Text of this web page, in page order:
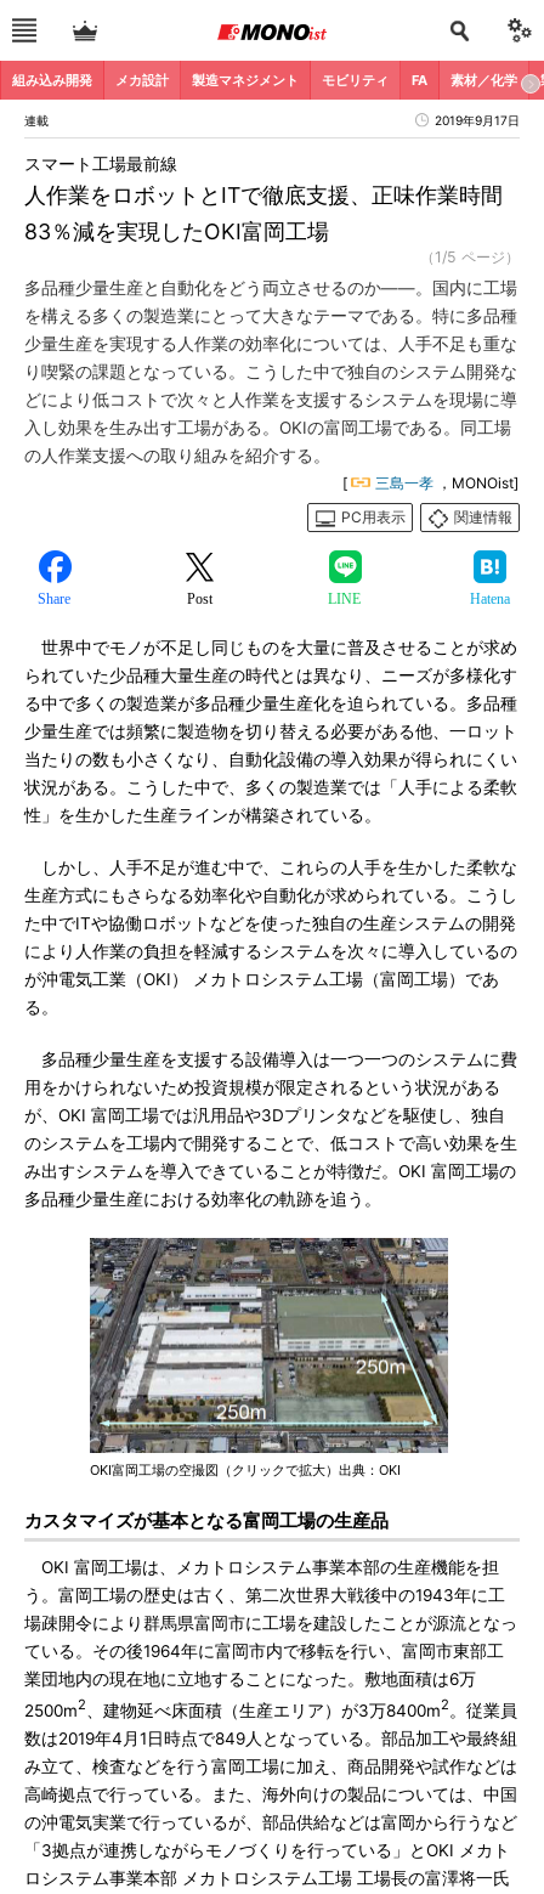
組み込み開発 メカ設計 製造マネジメント モビリティ FA 素材／化学
連載 2019年9月17日
人作業をロボットとITで徹底支援、正味作業時間
83％減を実現したOKI富岡工場
スマート工場最前線
（1/5 ページ）
多品種少量生産と自動化をどう両立させるのか――。国内に工場
を構える多くの製造業にとって大きなテーマである。特に多品種
少量生産を実現する人作業の効率化については、人手不足も重な
り喫緊の課題となっている。こうした中で独自のシステム開発な
どにより低コストで次々と人作業を支援するシステムを現場に導
入し効果を生み出す工場がある。OKIの富岡工場である。同工場
の人作業支援への取り組みを紹介する。
[ 三島一孝 ，MONOist]
PC用表示
関連情報
Share Post LINE Hatena
世界中でモノが不足し同じものを大量に普及させることが求め
られていた少品種大量生産の時代とは異なり、ニーズが多様化す
る中で多くの製造業が多品種少量生産化を迫られている。多品種
少量生産では頻繁に製造物を切り替える必要がある他、一ロット
当たりの数も小さくなり、自動化設備の導入効果が得られにくい
状況がある。こうした中で、多くの製造業では「人手による柔軟
性」を生かした生産ラインが構築されている。
しかし、人手不足が進む中で、これらの人手を生かした柔軟な
生産方式にもさらなる効率化や自動化が求められている。こうし
た中でITや協働ロボットなどを使った独自の生産システムの開発
により人作業の負担を軽減するシステムを次々に導入しているの
が沖電気工業（OKI） メカトロシステム工場（富岡工場）であ
る。
多品種少量生産を支援する設備導入は一つ一つのシステムに費
用をかけられないため投資規模が限定されるという状況がある
が、OKI 富岡工場では汎用品や3Dプリンタなどを駆使し、独自
のシステムを工場内で開発することで、低コストで高い効果を生
み出すシステムを導入できていることが特徴だ。OKI 富岡工場の
多品種少量生産における効率化の軌跡を追う。
OKI富岡工場の空撮図（クリックで拡大）出典：OKI
カスタマイズが基本となる富岡工場の生産品
OKI 富岡工場は、メカトロシステム事業本部の生産機能を担
う。富岡工場の歴史は古く、第二次世界大戦後中の1943年に工
場疎開令により群馬県富岡市に工場を建設したことが源流となっ
ている。その後1964年に富岡市内で移転を行い、富岡市東部工
業団地内の現在地に立地することになった。敷地面積は6万
2500m2 、建物延べ床面積（生産エリア）が3万8400m2 。従業員
数は2019年4月1日時点で849人となっている。部品加工や最終組
み立て、検査などを行う富岡工場に加え、商品開発や試作などは
高崎拠点で行っている。また、海外向けの製品については、中国
の沖電気実業で行っているが、部品供給などは富岡から行うなど
「3拠点が連携しながらモノづくりを行っている」とOKI メカト
ロシステム事業本部 メカトロシステム工場 工場長の富澤将一氏